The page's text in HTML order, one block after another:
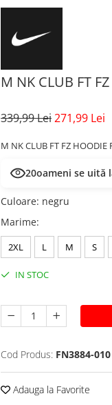
M NK CLUB FT
339,99 Lei271,99 Lei
M NK CLUB FT FZ HOODIE
20oameni se uită
Culoare: negru
Marime:
2XL L M S
IN STOC
Cod Produs: FN3884-010
Adauga la Favorite